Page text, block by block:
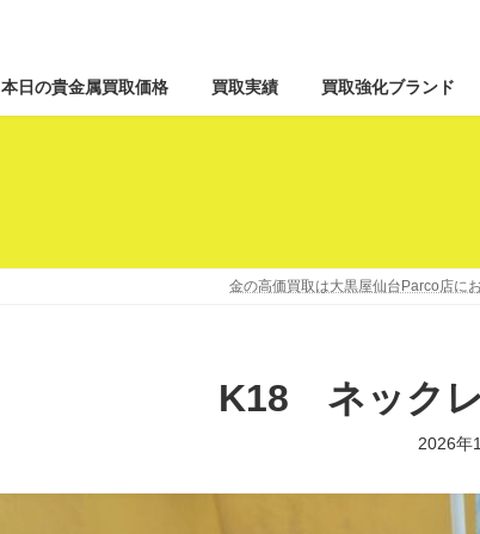
本日の貴金属買取価格 買取実績 買取強化ブランド
金の高価買取は大黒屋仙台Parco店に
K18 ネック
2026年